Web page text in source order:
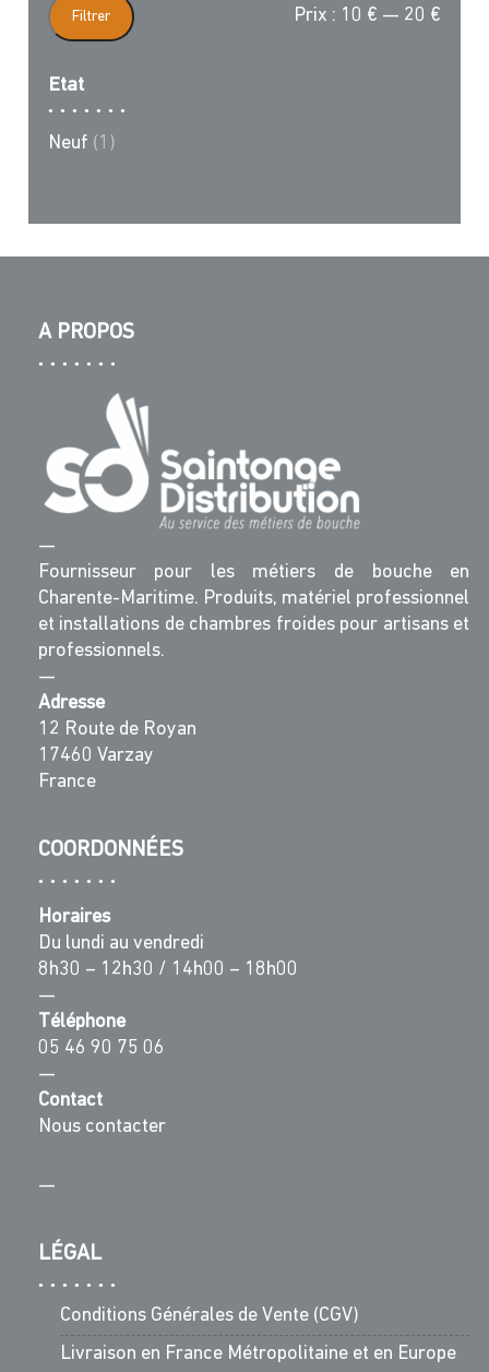
Filtrer Prix : 10 € — 20 €
Etat
Neuf (1)
A PROPOS
—
Fournisseur pour les métiers de bouche en
Charente-Maritime. Produits, matériel professionnel
et installations de chambres froides pour artisans et
professionnels.
—
Adresse
12 Route de Royan
17460 Varzay
France
COORDONNÉES
Horaires
Du lundi au vendredi
8h30 – 12h30 / 14h00 – 18h00
—
Téléphone
05 46 90 75 06
—
Contact
Nous contacter
—
LÉGAL
Conditions Générales de Vente (CGV)
Livraison en France Métropolitaine et en Europe